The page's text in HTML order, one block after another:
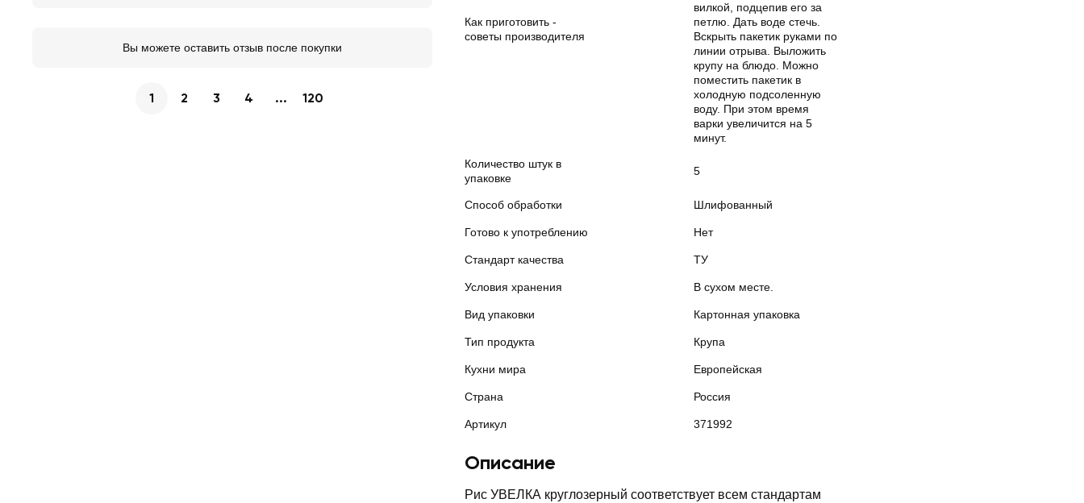
Как приготовить -
советы производителя
вилкой, подцепив его за
петлю. Дать воде стечь.
Вскрыть пакетик руками по
линии отрыва. Выложить
крупу на блюдо. Можно
поместить пакетик в
холодную подсоленную
воду. При этом время
варки увеличится на 5
минут.
Количество штук в
упаковке
5
Способ обработки Шлифованный
Готово к употреблению Нет
Стандарт качества ТУ
Условия хранения В сухом месте.
Вид упаковки Картонная упаковка
Тип продукта Крупа
Кухни мира Европейская
Страна Россия
Артикул 371992
Описание
Рис УВЕЛКА круглозерный соответствует всем стандартам
Вы можете оставить отзыв после покупки
1 2 3 4 ... 120